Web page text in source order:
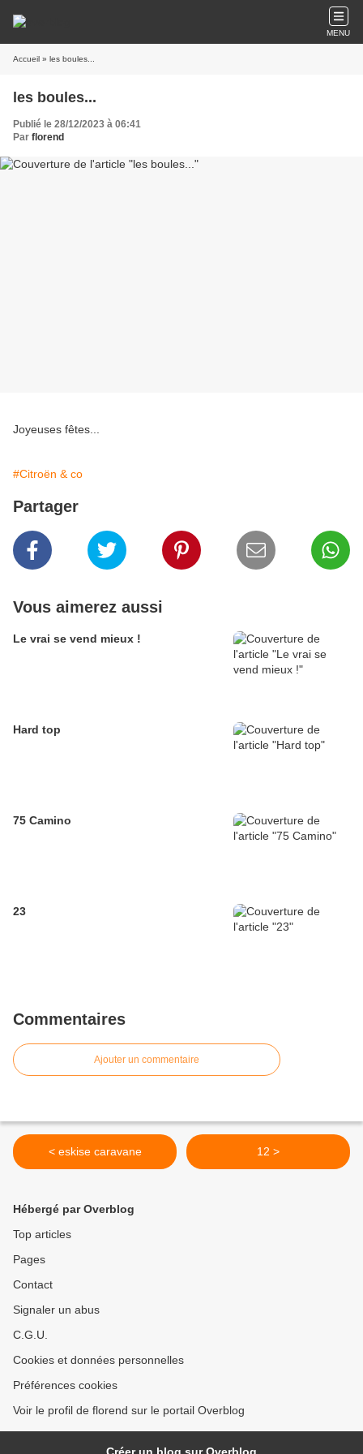
MENU
Accueil » les boules...
les boules...
Publié le 28/12/2023 à 06:41
Par florend
Joyeuses fêtes...
#Citroën & co
Partager
Vous aimerez aussi
Le vrai se vend mieux !
Hard top
75 Camino
23
Commentaires
Ajouter un commentaire
< eskise caravane 12 >
Hébergé par Overblog
Top articles
Pages
Contact
Signaler un abus
C.G.U.
Cookies et données personnelles
Préférences cookies
Voir le profil de florend sur le portail Overblog